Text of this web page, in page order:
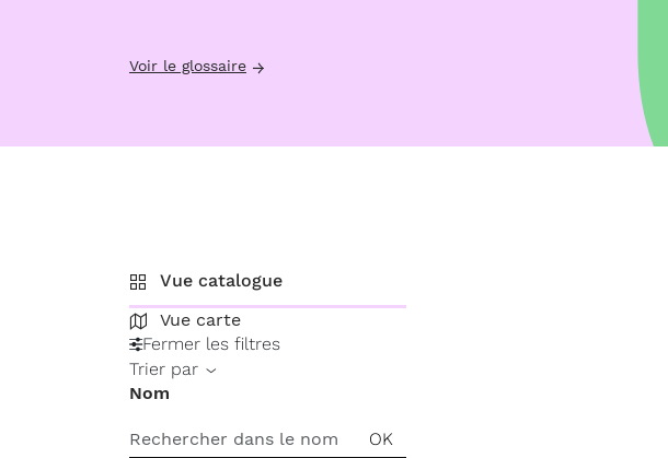
Voir le glossaire
Vue catalogue
Vue carte
Fermer les filtres
Trier par
Nom